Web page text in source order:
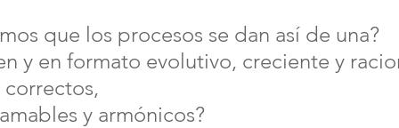
que los procesos se dan así de una?
y en formato evolutivo, creciente y
y armónicos?